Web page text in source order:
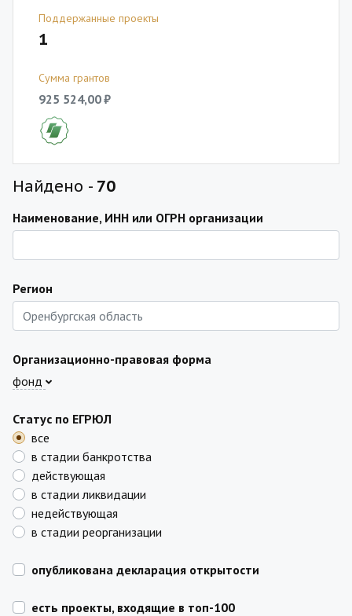
Поддержанные проекты
1
Сумма грантов
925 524,00 ₽
Найдено - 70
Наименование, ИНН или ОГРН организации
Регион
Организационно-правовая форма
фонд
Статус по ЕГРЮЛ
все
в стадии банкротства
действующая
в стадии ликвидации
недействующая
в стадии реорганизации
опубликована декларация открытости
есть проекты, входящие в топ-100